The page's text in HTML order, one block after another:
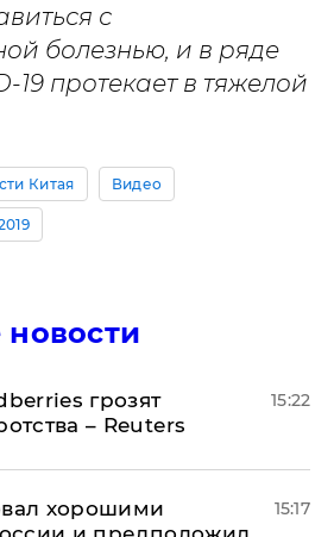
с
болезнью, и в ряде
19 протекает в тяжелой
Китая Видео
грозят
– Reuters
15:22
хорошими
15:17